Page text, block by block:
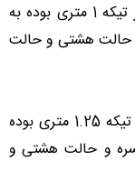
نردبان مفصلی 4 متری 4 تیکه که دارای هر تیکه 1 متری بوده به
حالت هشتی و حالت
نردبان مفصلی 5 متری 4 تیکه که دارای هر تیکه 1.25 متری بوده
و حالت هشتی و